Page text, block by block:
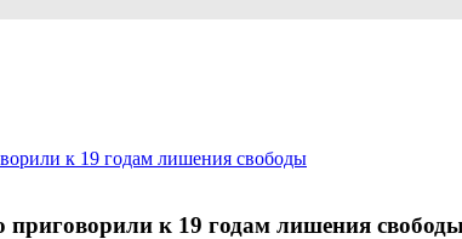
к 19 годам лишения свободы
к 19 годам лишения